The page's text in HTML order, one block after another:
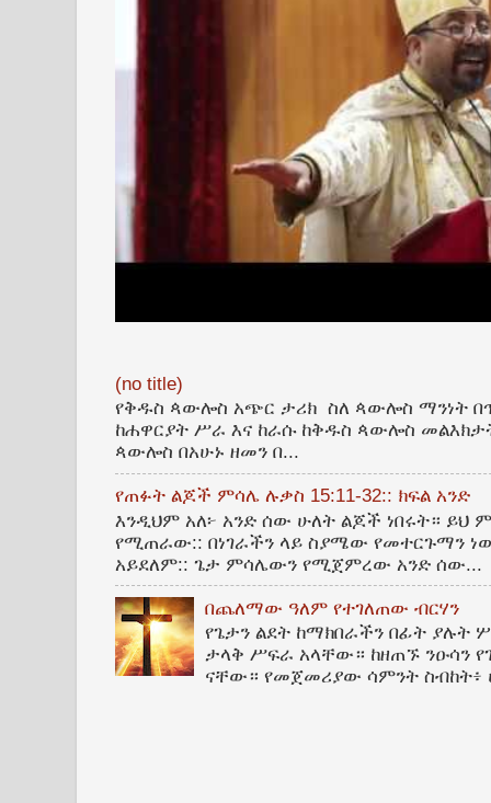
(no title)
የቅዱስ ጳውሎስ አጭር ታሪክ ስለ ጳውሎስ ማንነት
ከሐዋርያት ሥራ እና ከራሱ ከቅዱስ ጳውሎስ
ጳውሎስ በአሁኑ ዘመን በ...
የጠፉት ልጆች ምሳሌ ሉቃስ 15:11-32:: ክፍል አንድ
እንዲህም አለ፦ አንድ ሰው ሁለት ልጆች ነበሩት። ይህ
የሚጠራው:: በነገራችን ላይ ስያሜው የመተርጉማን
አይደለም:: ጌታ ምሳሌውን የሚጀምረው አንድ ሰው...
በጨለማው ዓለም የተገለጠው ብርሃን
የጌታን ልደት ከማክበራችን በፊት ያሉት
ታላቅ ሥፍራ አላቸው። ከዘጠኙ ንዑሳን
ናቸው። የመጀመሪያው ሳምንት ስብከት፥